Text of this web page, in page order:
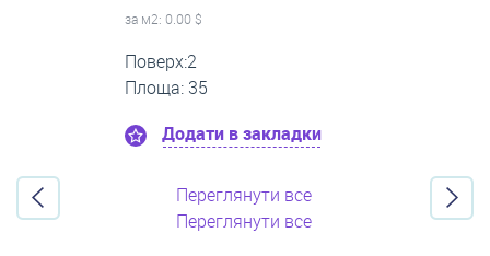
за м2: 8.33 $
Поверх:3
Площа: 60
Додати в закладки
Переглянути все
Переглянути все